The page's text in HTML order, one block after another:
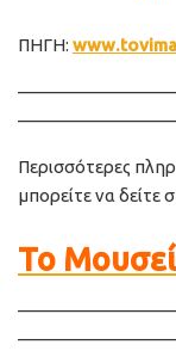
ΠΗΓΗ:
Περισσότερες
μπορείτε να
Το